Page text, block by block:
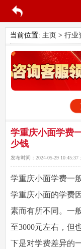
当前位置: 主页 > 行业
学重庆小面学费
少钱
发布时间： 2024-05-29 10:45:37
学重庆小面学费一
学重庆小面的学费
素而有所不同。一
至3000元左右，但
下是对学费差异的